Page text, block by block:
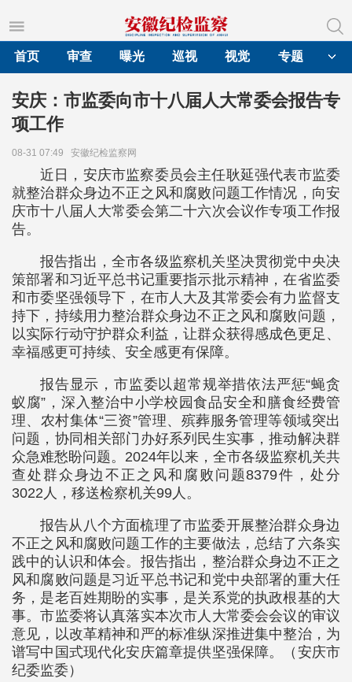
首页
审查 曝光 巡视 视觉 专题
安庆：市监委向市十八届人大常委会报告专
项工作
08-31 07:49 安徽纪检监察网
近日，安庆市监察委员会主任耿延强代表市监委
就整治群众身边不正之风和腐败问题工作情况，向安
庆市十八届人大常委会第二十六次会议作专项工作报
告。
报告指出，全市各级监察机关坚决贯彻党中央决
策部署和习近平总书记重要指示批示精神，在省监委
和市委坚强领导下，在市人大及其常委会有力监督支
持下，持续用力整治群众身边不正之风和腐败问题，
以实际行动守护群众利益，让群众获得感成色更足、
幸福感更可持续、安全感更有保障。
报告显示，市监委以超常规举措依法严惩“蝇贪
蚁腐”，深入整治中小学校园食品安全和膳食经费管
理、农村集体“三资”管理、殡葬服务管理等领域突出
问题，协同相关部门办好系列民生实事，推动解决群
众急难愁盼问题。2024年以来，全市各级监察机关共
查处群众身边不正之风和腐败问题8379件，处分
3022人，移送检察机关99人。
报告从八个方面梳理了市监委开展整治群众身边
不正之风和腐败问题工作的主要做法，总结了六条实
践中的认识和体会。报告指出，整治群众身边不正之
风和腐败问题是习近平总书记和党中央部署的重大任
务，是老百姓期盼的实事，是关系党的执政根基的大
事。市监委将认真落实本次市人大常委会会议的审议
意见，以改革精神和严的标准纵深推进集中整治，为
谱写中国式现代化安庆篇章提供坚强保障。（安庆市
纪委监委）